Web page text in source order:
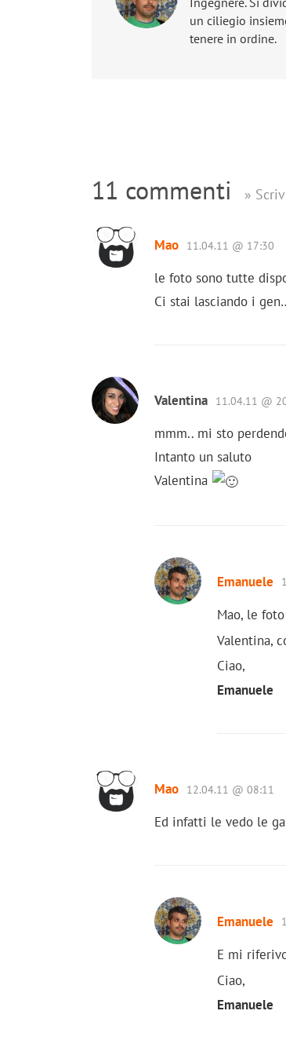
un ciliegio
tenere in ordine.
11 commenti »
Mao 11.04.11 @ 17:30
le foto sono tutte
Ci stai lasciando i
Valentina 11.04.11 @
mmm.. mi sto
Intanto un saluto
Valentina
Emanuele
Mao, le
Valentina,
Ciao,
Emanuele
Mao 12.04.11 @ 08:11
Ed infatti le vedo le
Emanuele
E mi
Ciao,
Emanuele